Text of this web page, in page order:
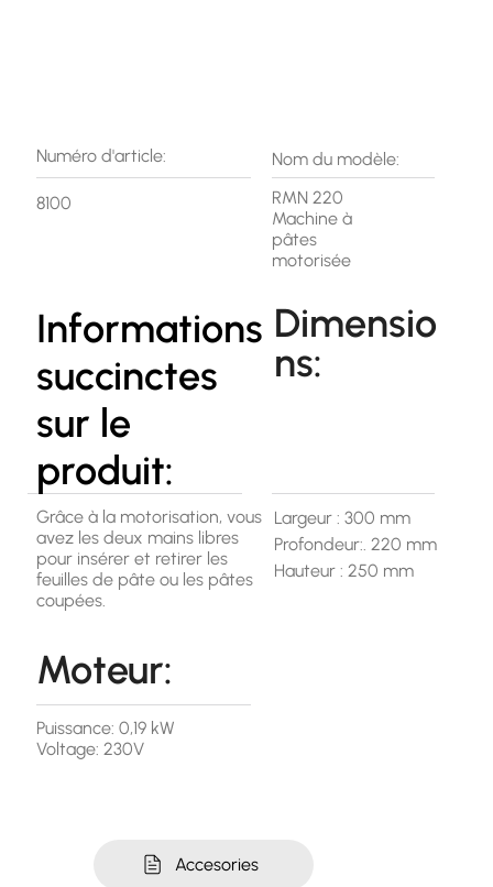
Accesories
Numéro d'article:
8100
Informations
succinctes
sur le
produit:
Grâce à la motorisation, vous
avez les deux mains libres
pour insérer et retirer les
feuilles de pâte ou les pâtes
coupées.
Moteur:
Puissance: 0,19 kW
Voltage: 230V
Nom du modèle:
RMN 220
Machine à
pâtes
motorisée
Dimensio
ns:
Largeur : 300 mm
Profondeur:. 220 mm
Hauteur : 250 mm